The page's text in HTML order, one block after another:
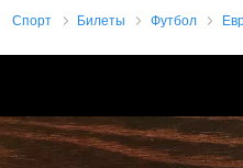
Спорт Билеты Футбол